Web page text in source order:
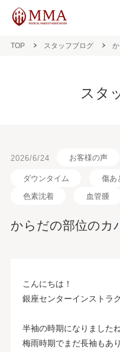
TOP スタッフブログ
スタ
2026/6/24 お客様の声
ダウンタイム 傷あ
色素沈着
血管腫
からだの部位のカ
こんにちは！
銀座センターインストラ
半袖の時期になりましたね
梅雨時期でまだ長袖もあ